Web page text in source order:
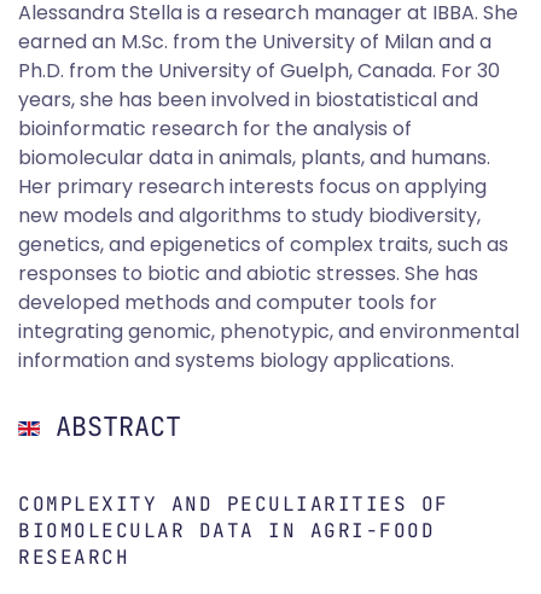
Alessandra Stella is a research manager at IBBA. She
earned an M.Sc. from the University of Milan and a
Ph.D. from the University of Guelph, Canada. For 30
years, she has been involved in biostatistical and
bioinformatic research for the analysis of
biomolecular data in animals, plants, and humans.
Her primary research interests focus on applying
new models and algorithms to study biodiversity,
genetics, and epigenetics of complex traits, such as
responses to biotic and abiotic stresses. She has
developed methods and computer tools for
integrating genomic, phenotypic, and environmental
information and systems biology applications.
ABSTRACT
COMPLEXITY AND PECULIARITIES OF
BIOMOLECULAR DATA IN AGRI-FOOD
RESEARCH